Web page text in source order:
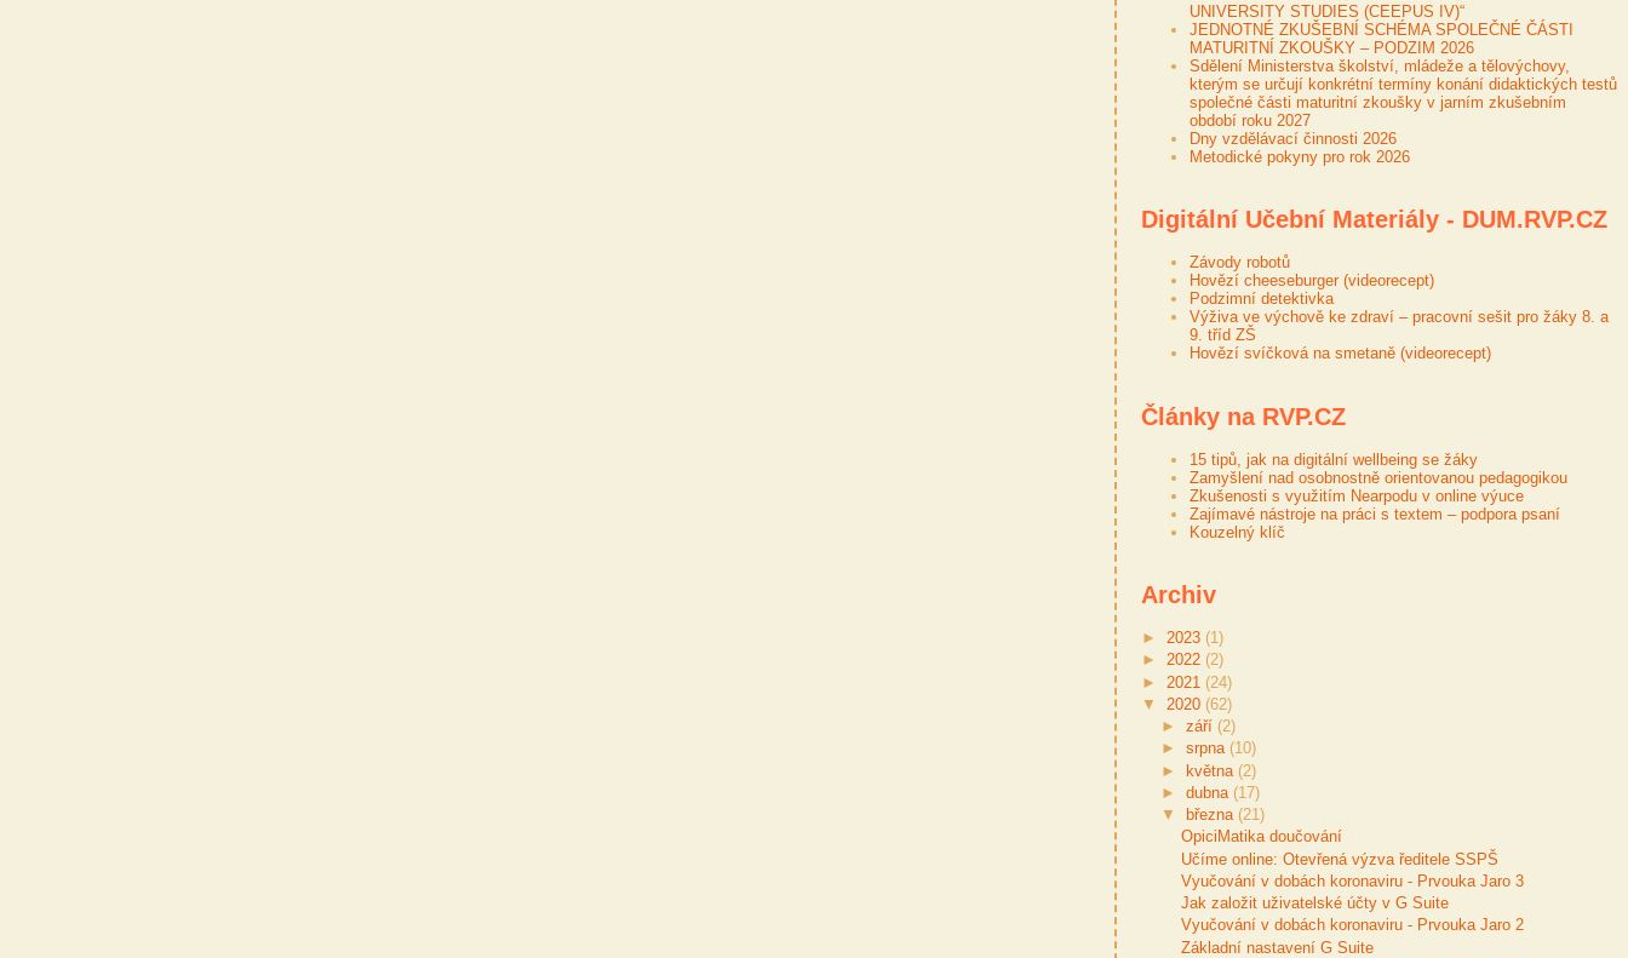
UNIVERSITY STUDIES (CEEPUS IV)“
JEDNOTNÉ ZKUŠEBNÍ SCHÉMA SPOLEČNÉ ČÁSTI
MATURITNÍ ZKOUŠKY – PODZIM 2026
Sdělení Ministerstva školství, mládeže a tělovýchovy,
kterým se určují konkrétní termíny konání didaktických testů
společné části maturitní zkoušky v jarním zkušebním
období roku 2027
Dny vzdělávací činnosti 2026
Metodické pokyny pro rok 2026
Digitální Učební Materiály - DUM.RVP.CZ
Závody robotů
Hovězí cheeseburger (videorecept)
Podzimní detektivka
Výživa ve výchově ke zdraví – pracovní sešit pro žáky 8. a
9. tříd ZŠ
Hovězí svíčková na smetaně (videorecept)
Články na RVP.CZ
15 tipů, jak na digitální wellbeing se žáky
Zamyšlení nad osobnostně orientovanou pedagogikou
Zkušenosti s využitím Nearpodu v online výuce
Zajímavé nástroje na práci s textem – podpora psaní
Kouzelný klíč
Archiv
►2023 (1)
►2022 (2)
► 2021 (24)
▼ 2020 (62)
► září (2)
► srpna (10)
► května (2)
► dubna (17)
▼
března (21)
OpiciMatika doučování
Učíme online: Otevřená výzva ředitele SSPŠ
Vyučování v dobách koronaviru - Prvouka Jaro 3
Jak založit uživatelské účty v G Suite
Vyučování v dobách koronaviru - Prvouka Jaro 2
Základní nastavení G Suite